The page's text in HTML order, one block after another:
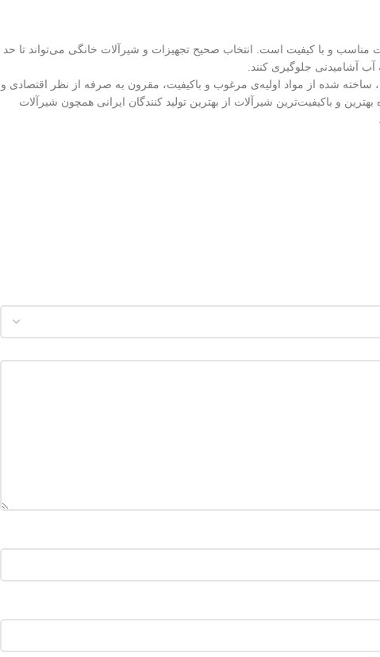
و با کیفیت است. انتخاب صحیح تجهیزات و شیرآلات خانگی می‌تواند تا حد
آشامیدنی جلوگیری کنند.
ایران، ساخته شده از مواد اولیه‌ی مرغوب و باکیفیت، مقرون به صرفه از نظر اقتصادی و
و باکیفیت‌ترین شیرآلات از بهترین تولید کنندگان ایرانی همچون شیرآلات